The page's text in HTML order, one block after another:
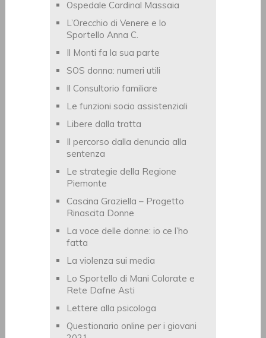
Ospedale Cardinal Massaia
L’Orecchio di Venere e lo
Sportello Anna C.
Il Monti fa la sua parte
SOS donna: numeri utili
Il Consultorio familiare
Le funzioni socio assistenziali
Libere dalla tratta
Il percorso dalla denuncia alla
sentenza
Le strategie della Regione
Piemonte
Cascina Graziella – Progetto
Rinascita Donne
La voce delle donne: io ce l’ho
fatta
La violenza sui media
Lo Sportello di Mani Colorate e
Rete Dafne Asti
Lettere alla psicologa
Questionario online per i giovani